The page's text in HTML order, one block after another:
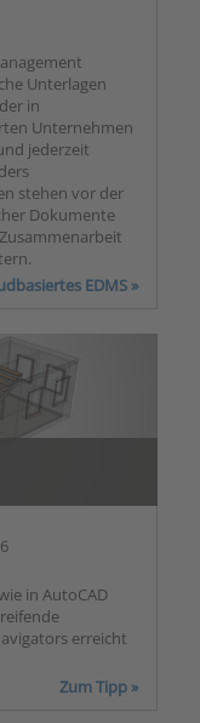
Unterlagen
in
Unternehmen
jederzeit
stehen vor der
Dokumente
EDMS »
in AutoCAD
erreicht
Zum Tipp »